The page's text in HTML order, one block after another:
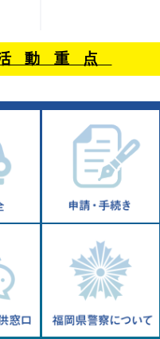
動重点